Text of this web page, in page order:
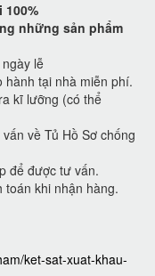
những sản phẩm
lễ
tại nhà miễn phí.
kĩ lưỡng (có thể
về Tủ Hồ Sơ chống
để được tư vấn.
toán khi nhận hàng.
ket-sat-xuat-khau-